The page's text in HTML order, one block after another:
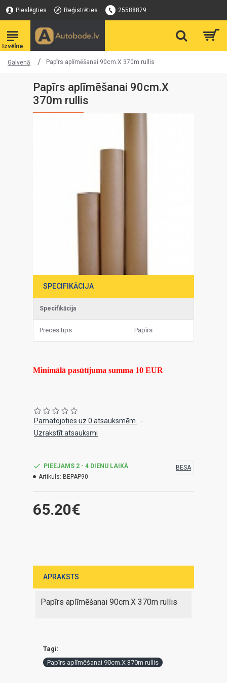
Pieslēgties Reģistrēties 25588879
Galvenā Papīrs aplīmēšanai 90cm.X 370m rullis
Papīrs aplīmēšanai 90cm.X
370m rullis
SPECIFIKĀCIJA
Specifikācija
Preces tips Papīrs
Minimālā pasūtījuma summa 10 EUR
Pamatojoties uz 0 atsauksmēm.
-
Uzrakstīt atsauksmi
65.20€
PIEEJAMS 2 - 4 DIENU LAIKĀ
Artikuls: BEPAP90
BESA
APRAKSTS
Papīrs aplīmēšanai 90cm.X 370m rullis
Tagi:
Papīrs aplīmēšanai 90cm.X 370m rullis